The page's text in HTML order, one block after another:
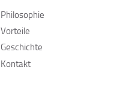
Philosophie
Vorteile
Geschichte
Kontakt